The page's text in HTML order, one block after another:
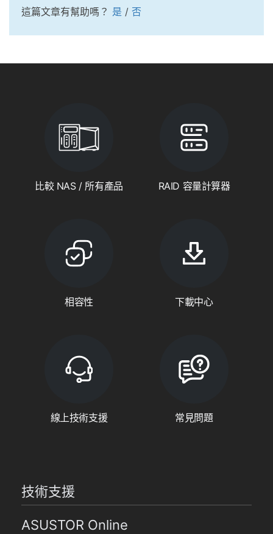
這篇文章有幫助嗎？ 是 / 否
比較 NAS / 所有產品 RAID 容量計算器
相容性 下載中心
線上技術支援 常見問題
技術支援
ASUSTOR Online